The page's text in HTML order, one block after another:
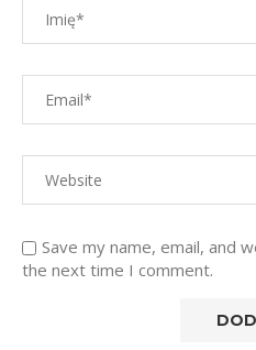
Save my name, email, and
the next time I comment.